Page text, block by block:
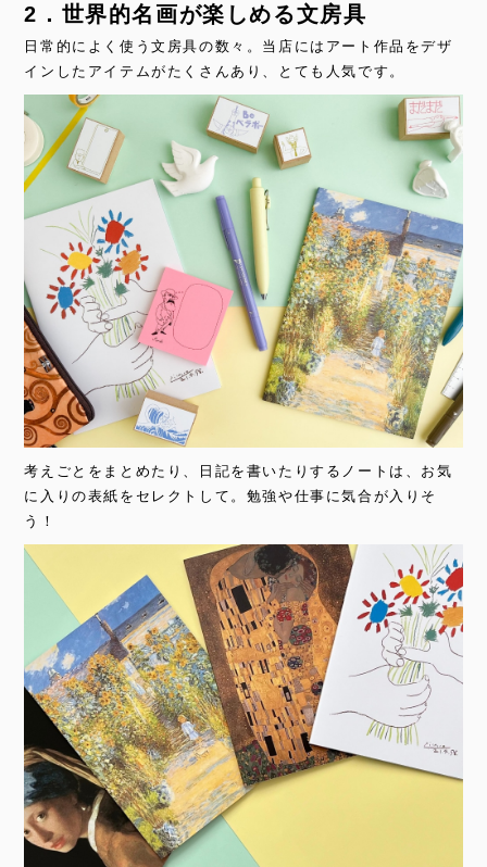
2．世界的名画が楽しめる文房具
日常的によく使う文房具の数々。当店にはアート作品をデザ
インしたアイテムがたくさんあり、とても人気です。
考えごとをまとめたり、日記を書いたりするノートは、お気
に入りの表紙をセレクトして。勉強や仕事に気合が入りそ
う！